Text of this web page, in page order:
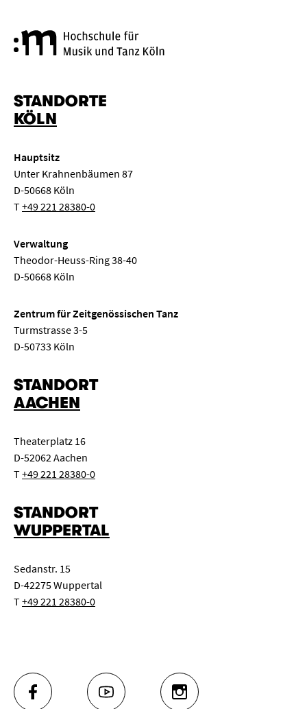
STANDORTE
KÖLN
Hauptsitz
Unter Krahnenbäumen 87
D-50668 Köln
T+49 221 28380-0
Verwaltung
Theodor-Heuss-Ring 38-40
D-50668 Köln
Zentrum für Zeitgenössischen Tanz
Turmstrasse 3-5
D-50733 Köln
STANDORT
AACHEN
Theaterplatz 16
D-52062 Aachen
T+49 221 28380-0
STANDORT
WUPPERTAL
Sedanstr. 15
D-42275 Wuppertal
T+49 221 28380-0
FACEBOOK YOUTUBE INSTAGRAM